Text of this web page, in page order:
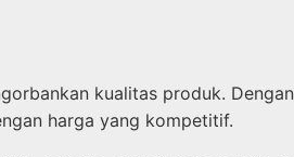
kualitas produk.
harga yang kompetitif.